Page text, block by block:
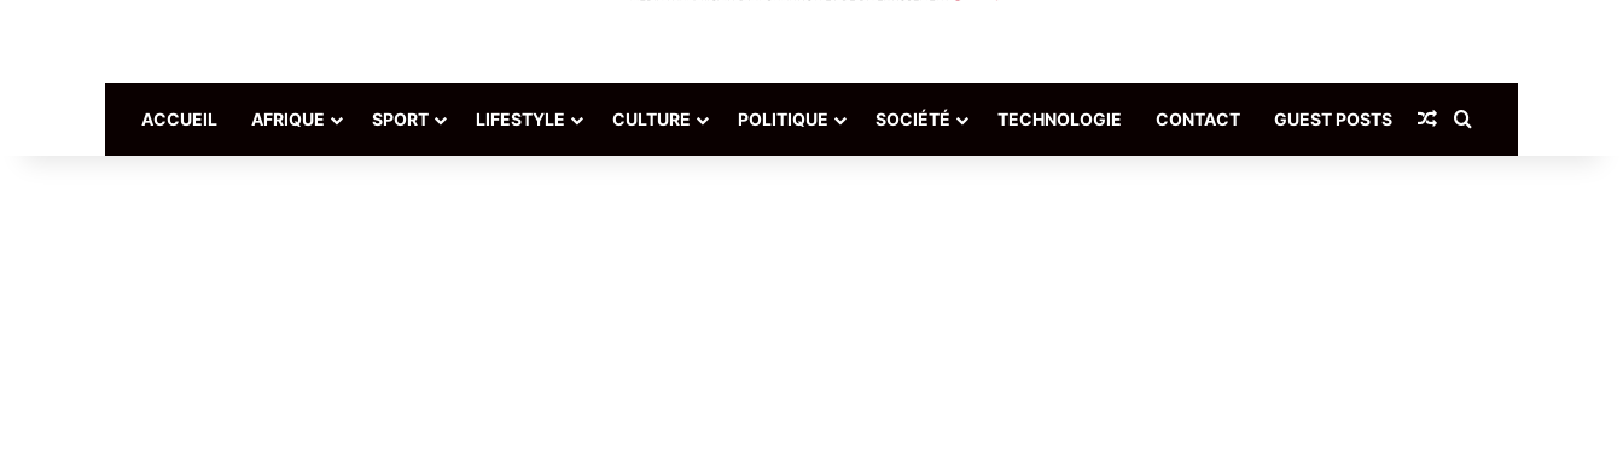
ACCUEIL AFRIQUE SPORT LIFESTYLE CULTURE POLITIQUE SOCIÉTÉ TECHNOLOGIE CONTACT GUEST POSTS Article Aléatoire